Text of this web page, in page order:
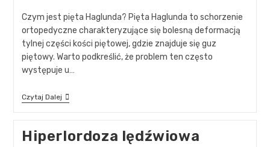
Czym jest pięta Haglunda? Pięta Haglunda to schorzenie
ortopedyczne charakteryzujące się bolesną deformacją
tylnej części kości piętowej, gdzie znajduje się guz
piętowy. Warto podkreślić, że problem ten często
występuje u…
Czytaj Dalej
Hiperlordoza lędźwiowa